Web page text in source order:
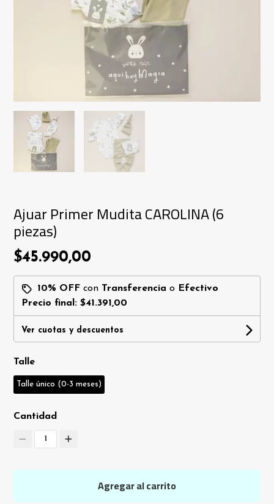
Ajuar Primer Mudita CAROLINA (6
piezas)
$45.990,00
10% OFF con Transferencia o Efectivo
Precio final:$41.391,00
Ver cuotas y descuentos
Talle
Talle único (0-3 meses)
Cantidad
1
Agregar al carrito